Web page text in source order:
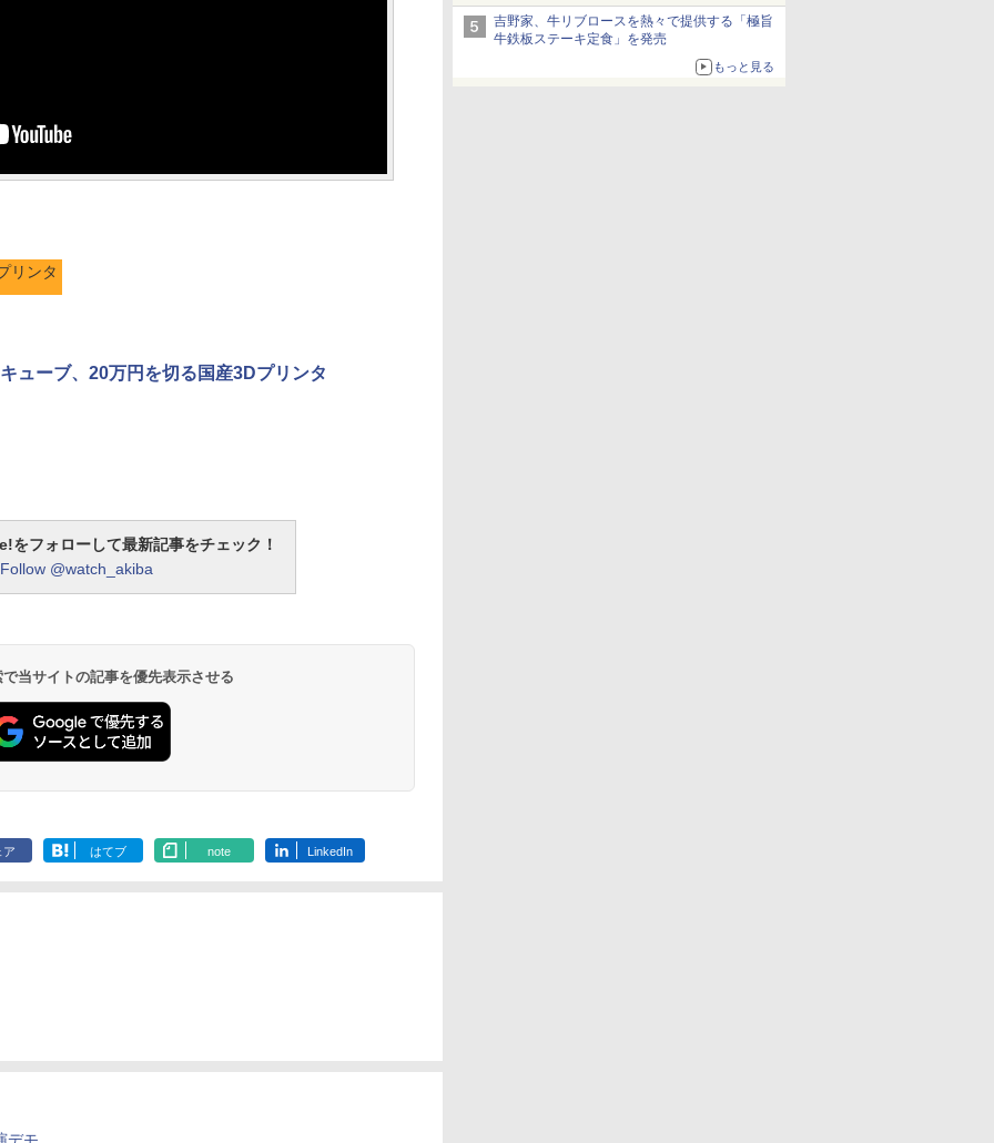
吉野家、牛リブロースを熱々で提供する「極旨
牛鉄板ステーキ定食」を発売
もっと見る
リンタ
ューブ、20万円を切る国産3Dプリンタ
フォローして最新記事をチェック！
Follow @watch_akiba
当サイトの記事を優先表示させる
ア はてブ note LinkedIn
デモ